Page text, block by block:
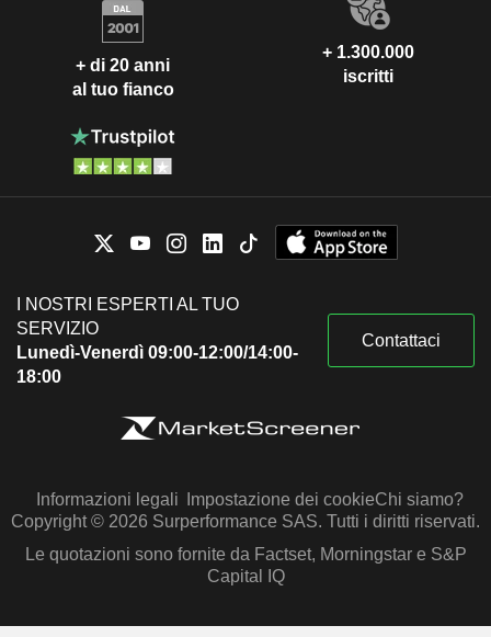
+ di 20 anni
al tuo fianco
+ 1.300.000
iscritti
I NOSTRI ESPERTI AL TUO
SERVIZIO
Lunedì-Venerdì 09:00-12:00/14:00-
18:00
Contattaci
Informazioni legali Impostazione dei cookieChi siamo?
Copyright © 2026 Surperformance SAS. Tutti i diritti riservati.
Le quotazioni sono fornite da Factset, Morningstar e S&P
Capital IQ